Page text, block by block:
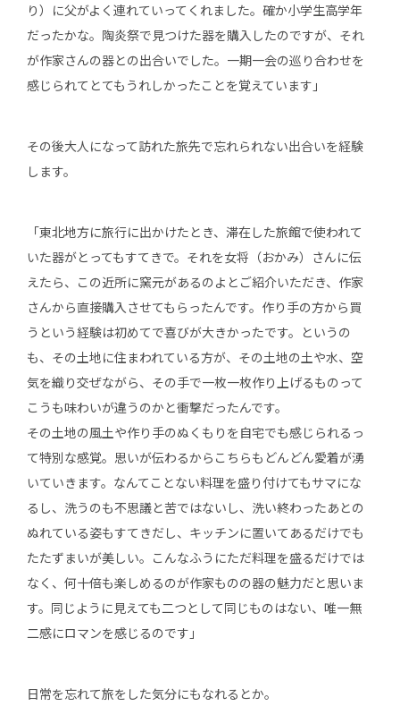
り）に父がよく連れていってくれました。確か小学生高学年
だったかな。陶炎祭で見つけた器を購入したのですが、それ
が作家さんの器との出合いでした。一期一会の巡り合わせを
感じられてとてもうれしかったことを覚えています」
その後大人になって訪れた旅先で忘れられない出合いを経験
します。
「東北地方に旅行に出かけたとき、滞在した旅館で使われて
いた器がとってもすてきで。それを女将（おかみ）さんに伝
えたら、この近所に窯元があるのよとご紹介いただき、作家
さんから直接購入させてもらったんです。作り手の方から買
うという経験は初めてで喜びが大きかったです。というの
も、その土地に住まわれている方が、その土地の土や水、空
気を織り交ぜながら、その手で一枚一枚作り上げるものって
こうも味わいが違うのかと衝撃だったんです。
その土地の風土や作り手のぬくもりを自宅でも感じられるっ
て特別な感覚。思いが伝わるからこちらもどんどん愛着が湧
いていきます。なんてことない料理を盛り付けてもサマにな
るし、洗うのも不思議と苦ではないし、洗い終わったあとの
ぬれている姿もすてきだし、キッチンに置いてあるだけでも
たたずまいが美しい。こんなふうにただ料理を盛るだけでは
なく、何十倍も楽しめるのが作家ものの器の魅力だと思いま
す。同じように見えても二つとして同じものはない、唯一無
二感にロマンを感じるのです」
日常を忘れて旅をした気分にもなれるとか。